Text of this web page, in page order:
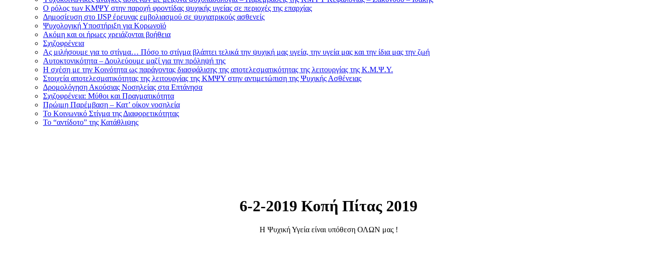
Ο ρόλος των ΚΜΨΥ στην παροχή φροντίδας ψυχικής υγείας σε περιοχές της επαρχίας
Δημοσίευση στο IJSP έρευνας εμβολιασμού σε ψυχιατρικούς ασθενείς
Ψυχολογική Υποστήριξη για Κορωνοϊό
Ακόμη και οι ήρωες χρειάζονται βοήθεια
Σχιζοφρένεια
Ας μιλήσουμε για το στίγμα… Πόσο το στίγμα βλάπτει τελικά την ψυχική μας υγεία, την υγεία μας και την ίδια μας την ζωή
Αυτοκτονικότητα – Δουλεύουμε μαζί για την πρόληψή της
Η σχέση με την Κοινότητα ως παράγοντας διασφάλισης της αποτελεσματικότητας της λειτουργίας της Κ.Μ.Ψ.Υ.
Στοιχεία αποτελεσματικότητας της λειτουργίας της ΚΜΨΥ στην αντιμετώπιση της Ψυχικής Ασθένειας
Δρομολόγηση Ακούσιας Νοσηλείας στα Επτάνησα
Σχιζοφρένεια: Μύθοι και Πραγματικότητα
Πρώιμη Παρέμβαση – Κατ’ οίκον νοσηλεία
Το Κοινωνικό Στίγμα της Διαφορετικότητας
Το “αντίδοτο” της Κατάθλιψης
6-2-2019 Κοπή Πίτας 2019
Η Ψυχική Υγεία είναι υπόθεση ΟΛΩΝ μας !